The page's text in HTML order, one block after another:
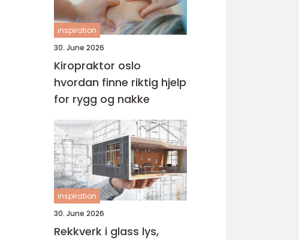
inspiration
30. June 2026
Kiropraktor oslo
hvordan finne riktig hjelp
for rygg og nakke
inspiration
30. June 2026
Rekkverk i glass lys,